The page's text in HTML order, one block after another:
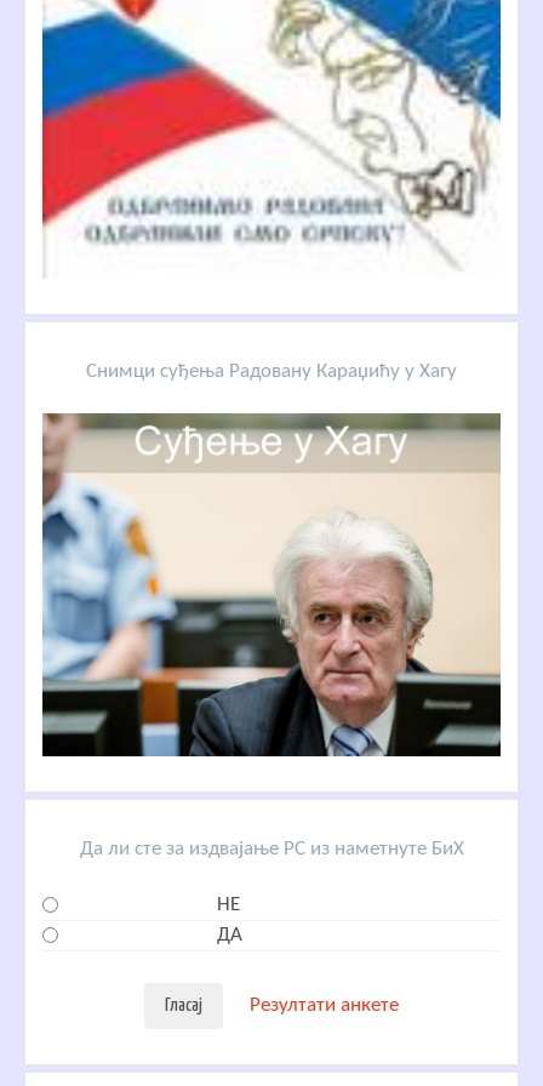
Снимци суђења Радовану Караџићу у Хагу
Да ли сте за издвајање РС из наметнуте БиХ
НЕ
ДА
Резултати анкете